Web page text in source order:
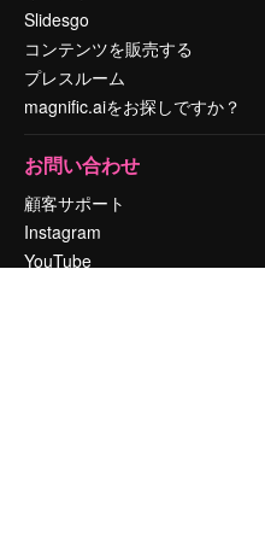
Slidesgo
コンテンツを販売する
プレスルーム
magnific.aiをお探しですか？
お問い合わせ
顧客サポート
Instagram
YouTube